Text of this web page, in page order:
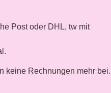
Post oder DHL, tw mit
keine Rechnungen mehr bei.